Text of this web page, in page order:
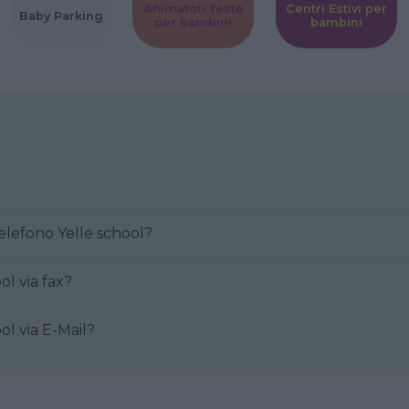
Baby Parking
Centri Estivi per
bambini
Come posso contattare al telefono Yelle school?
school via fax?
school via E-Mail?